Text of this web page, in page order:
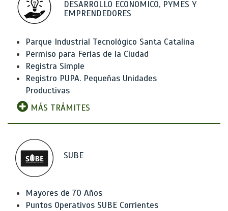
DESARROLLO ECONOMICO, PYMES Y
EMPRENDEDORES
Parque Industrial Tecnológico Santa Catalina
Permiso para Ferias de la Ciudad
Registra Simple
Registro PUPA. Pequeñas Unidades
Productivas
MÁS TRÁMITES
SUBE
Mayores de 70 Años
Puntos Operativos SUBE Corrientes